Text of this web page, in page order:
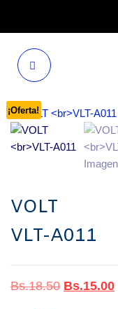
¡Oferta!
VOLT
VLT-A011
Bs.18.50 El precio
Bs.15.00